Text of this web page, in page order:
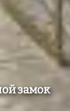
замок